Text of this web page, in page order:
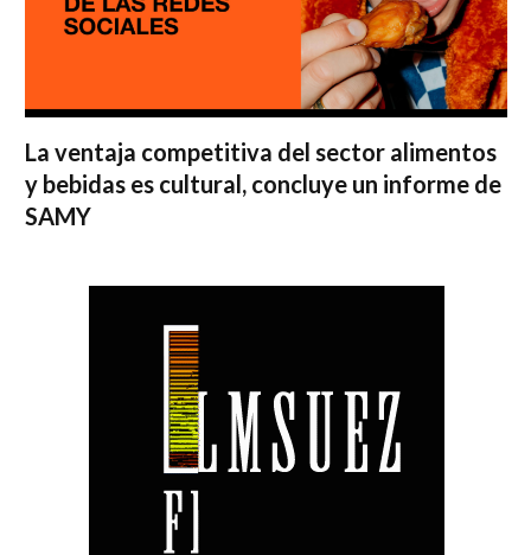
La ventaja competitiva del sector alimentos
y bebidas es cultural, concluye un informe de
SAMY